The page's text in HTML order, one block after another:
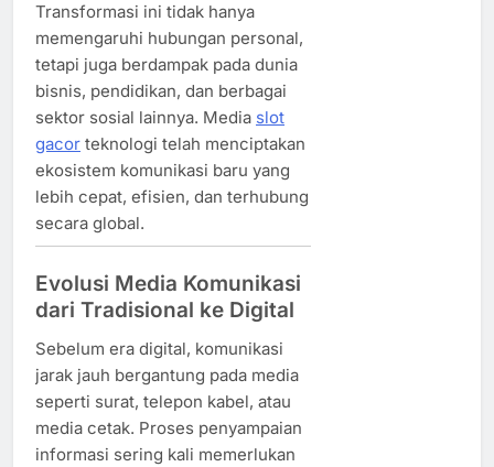
Transformasi ini tidak hanya
memengaruhi hubungan personal,
tetapi juga berdampak pada dunia
bisnis, pendidikan, dan berbagai
sektor sosial lainnya. Media slot
gacor teknologi telah menciptakan
ekosistem komunikasi baru yang
lebih cepat, efisien, dan terhubung
secara global.
Evolusi Media Komunikasi
dari Tradisional ke Digital
Sebelum era digital, komunikasi
jarak jauh bergantung pada media
seperti surat, telepon kabel, atau
media cetak. Proses penyampaian
informasi sering kali memerlukan